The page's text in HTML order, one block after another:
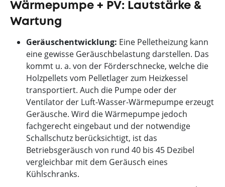
Wärmepumpe + PV: Lautstärke &
Wartung
Geräuschentwicklung: Eine Pelletheizung kann
eine gewisse Geräuschbelastung darstellen. Das
kommt u. a. von der Förderschnecke, welche die
Holzpellets vom Pelletlager zum Heizkessel
transportiert. Auch die Pumpe oder der
Ventilator der Luft-Wasser-Wärmepumpe erzeugt
Geräusche. Wird die Wärmepumpe jedoch
fachgerecht eingebaut und der notwendige
Schallschutz berücksichtigt, ist das
Betriebsgeräusch von rund 40 bis 45 Dezibel
vergleichbar mit dem Geräusch eines
Kühlschranks.